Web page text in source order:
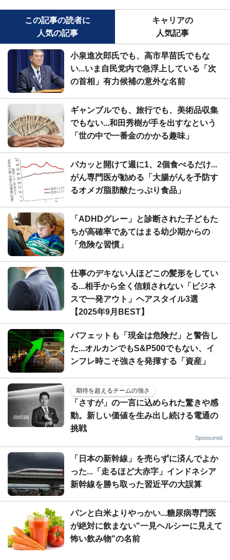
この記事の読者に
人気の記事
キャリアの
人気記事
小泉進次郎氏でも、高市早苗氏でもな
い...いま自民党内で急浮上している「次
の首相」有力候補の意外な名前
ギャンブルでも、旅行でも、美術品収集
でもない...和田秀樹が手を出すなという
「世の中で一番金のかかる趣味」
パカッと開けて週に1、2個食べるだけ...
がん専門医が勧める「大腸がんを予防す
るオメガ脂肪酸たっぷり食品」
「ADHDグレー」と診断された子どもた
ちが高確率であてはまる幼少期からの
「危険な習慣」
仕事のデキない人ほどこの髪形をしてい
る...相手から全く信頼されない「ビジネ
スで一発アウト」ヘアスタイル3選
【2025年9月BEST】
バフェットも「現金は危険だ」と警告し
た...オルカンでもS&P500でもない、イ
ンフレ時こそ強さを発揮する「資産」
期待を超えるチームの強さ
「さすが」の一言に込められた驚きや感
動。新しい価値を生み出し続ける電通の
挑戦
Sponsored
「日本の新幹線」を売らずに済んでよか
った...「走るほど大赤字」インドネシア
新幹線を勝ち取った習近平の大誤算
パンと白米よりやっかい...糖尿病専門医
が絶対に飲まない"一見ヘルシーに見えて
怖い飲み物"の名前